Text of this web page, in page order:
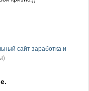
сайт заработка и